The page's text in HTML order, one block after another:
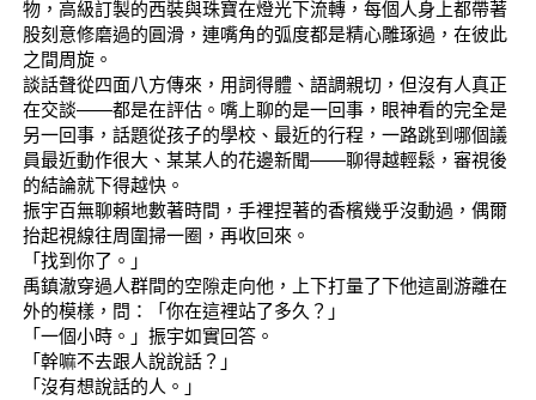
物，高級訂製的西裝與珠寶在燈光下流轉，每個人身上都帶著
股刻意修磨過的圓滑，連嘴角的弧度都是精心雕琢過，在彼此
之間周旋。
談話聲從四面八方傳來，用詞得體、語調親切，但沒有人真正
在交談——都是在評估。嘴上聊的是一回事，眼神看的完全是
另一回事，話題從孩子的學校、最近的行程，一路跳到哪個議
員最近動作很大、某某人的花邊新聞——聊得越輕鬆，審視後
的結論就下得越快。
振宇百無聊賴地數著時間，手裡捏著的香檳幾乎沒動過，偶爾
抬起視線往周圍掃一圈，再收回來。
「找到你了。」
禹鎮澈穿過人群間的空隙走向他，上下打量了下他這副游離在
外的模樣，問：「你在這裡站了多久？」
「一個小時。」振宇如實回答。
「幹嘛不去跟人說說話？」
「沒有想說話的人。」